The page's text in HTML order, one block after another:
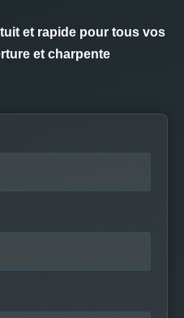
et rapide pour tous vos
et charpente